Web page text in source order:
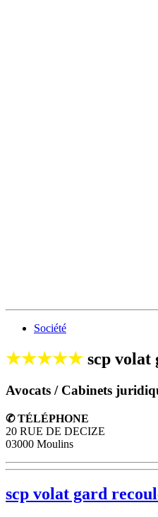
Société
★★★★★ scp volat
Avocats / Cabinets
✆ TÉLÉPHONE
20 RUE DE DECIZE
03000 Moulins
scp volat gard